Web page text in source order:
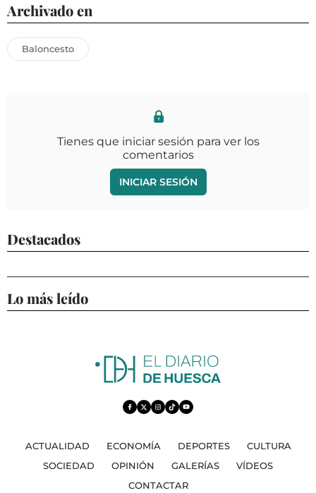
Archivado en
Baloncesto
Tienes que iniciar sesión para ver los
comentarios
INICIAR SESIÓN
Destacados
Lo más leído
ACTUALIDAD ECONOMÍA DEPORTES
CULTURA
SOCIEDAD
OPINIÓN GALERÍAS
VÍDEOS
CONTACTAR